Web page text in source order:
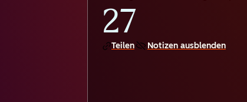
27
Teilen
Notizen ausblenden